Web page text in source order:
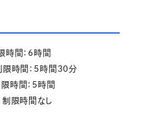
間：6時間
時間：5時間30分
時間：5時間
限時間なし